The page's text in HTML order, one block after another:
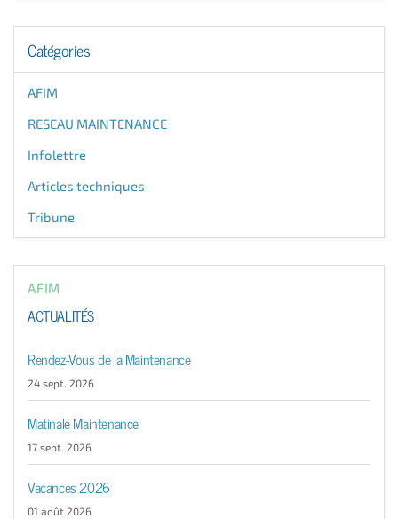
Catégories
AFIM
RESEAU MAINTENANCE
Infolettre
Articles techniques
Tribune
AFIM
ACTUALITÉS
Rendez-Vous de la Maintenance
24 sept. 2026
Matinale Maintenance
17 sept. 2026
Vacances 2026
01 août 2026